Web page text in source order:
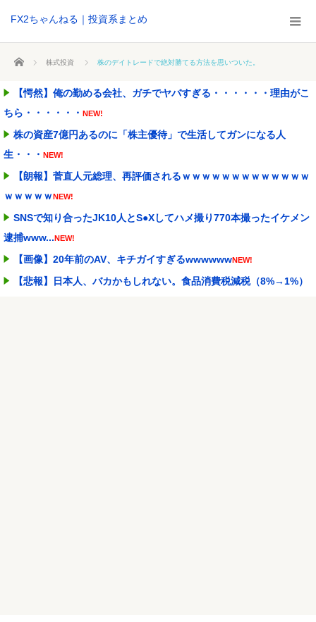
FX2ちゃんねる｜投資系まとめ
ホーム 株式投資 株のデイトレードで絶対勝てる方法を思いついた。
【愕然】俺の勤める会社、ガチでヤバすぎる・・・・・・理由がこ
ちら・・・・・・ NEW!
株の資産7億円あるのに「株主優待」で生活してガンになる人
生・・・ NEW!
【朗報】菅直人元総理、再評価されるｗｗｗｗｗｗｗｗｗｗｗｗｗ
ｗｗｗｗｗNEW!
SNSで知り合ったJK10人とS●Xしてハメ撮り770本撮ったイケメン
逮捕www...NEW!
【画像】20年前のAV、キチガイすぎるwwwwwwNEW!
【悲報】日本人、バカかもしれない。食品消費税減税（8%→1%）